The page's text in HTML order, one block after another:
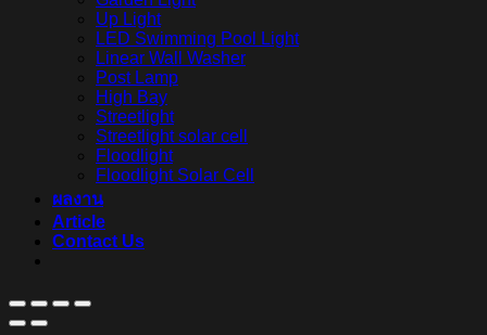
Up Light
LED Swimming Pool Light
Linear Wall Washer
Post Lamp
High Bay
Streetlight
Streetlight solar cell
Floodlight
Floodlight Solar Cell
ผลงาน
Article
Contact Us